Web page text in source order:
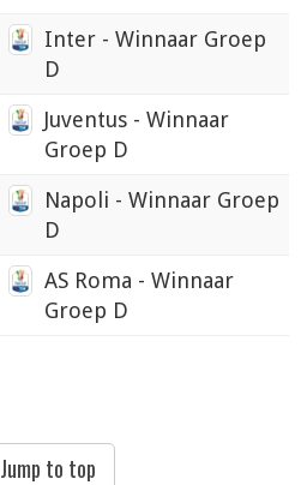
Inter - Winnaar Groep
D
Juventus - Winnaar
Groep D
Napoli - Winnaar Groep
D
AS Roma - Winnaar
Groep D
Jump to top